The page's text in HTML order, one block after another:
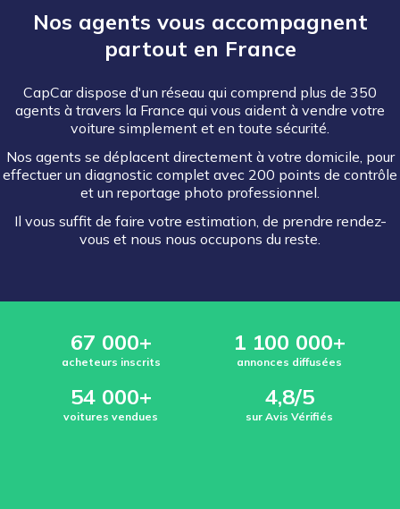
Nos agents vous accompagnent
partout en France
CapCar dispose d'un réseau qui comprend plus de 350
agents à travers la France qui vous aident à vendre votre
voiture simplement et en toute sécurité.
Nos agents se déplacent directement à votre domicile, pour
effectuer un diagnostic complet avec 200 points de contrôle
et un reportage photo professionnel.
Il vous suffit de faire votre estimation, de prendre rendez-
vous et nous nous occupons du reste.
67 000+
acheteurs inscrits
1 100 000+
annonces diffusées
54 000+
voitures vendues
4,8/5
sur Avis Vérifiés